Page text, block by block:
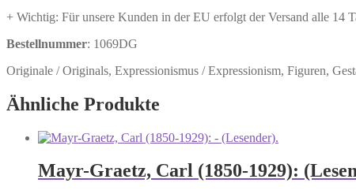
+ Wichtig: Für unsere Kunden in der EU erfolgt der Versand alle 14
Bestellnummer: 1069DG
Originale / Originals, Expressionismus / Expressionism, Figuren,
Ähnliche Produkte
Mayr-Graetz, Carl (1850-1929):